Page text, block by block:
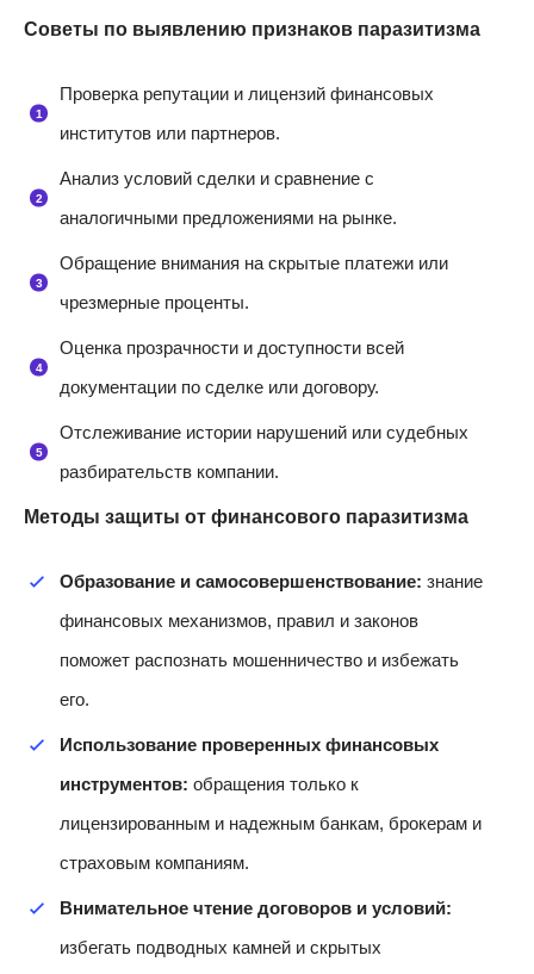
Советы по выявлению признаков паразитизма
Проверка репутации и лицензий финансовых
институтов или партнеров.
Анализ условий сделки и сравнение с
аналогичными предложениями на рынке.
Обращение внимания на скрытые платежи или
чрезмерные проценты.
Оценка прозрачности и доступности всей
документации по сделке или договору.
Отслеживание истории нарушений или судебных
разбирательств компании.
Методы защиты от финансового паразитизма
Образование и самосовершенствование: знание
финансовых механизмов, правил и законов
поможет распознать мошенничество и избежать
его.
Использование проверенных финансовых
инструментов: обращения только к
лицензированным и надежным банкам, брокерам и
страховым компаниям.
Внимательное чтение договоров и условий:
избегать подводных камней и скрытых